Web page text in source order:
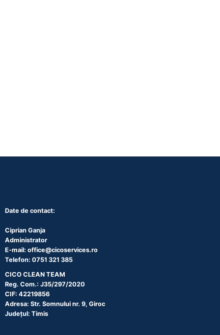
Date de contact:
Ciprian Ganja
Administrator
E-mail: office@cicoservices.ro
Telefon: 0751 321 385
CICO CLEAN TEAM
Reg. Com.: J35/297/2020
CIF: 42219856
Adresa: Str. Somnului nr. 9, Giroc
Județul: Timis